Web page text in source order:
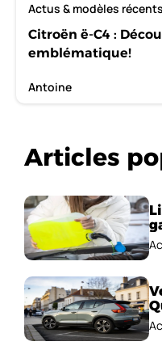
Actus & modèles récents
Citroën ë-C4 :
emblématique!
Antoine
Articles